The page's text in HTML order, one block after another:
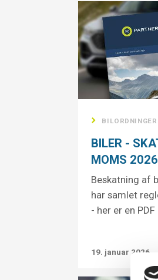
BILORDNINGER
BILER -
MOMS 2026
Beskatning af
har samlet
- her er en PDF
19. januar 2026